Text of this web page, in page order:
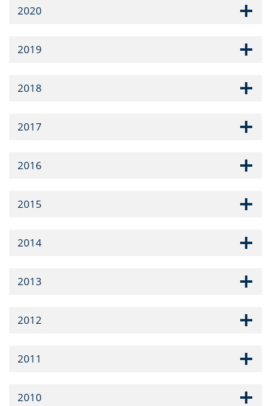
2020
2019
2018
2017
2016
2015
2014
2013
2012
2011
2010